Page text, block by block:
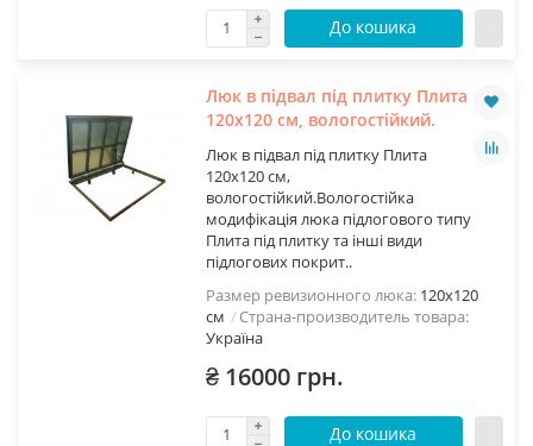
До кошика
Люк в підвал під плитку Плита
120х120 см, вологостійкий.
Люк в підвал під плитку Плита
120х120 см,
вологостійкий.Вологостійка
модифікація люка підлогового типу
Плита під плитку та інші види
підлогових покрит..
Размер ревизионного люка: 120х120
см
Страна-производитель товара:
Україна
₴ 16000 грн.
До кошика